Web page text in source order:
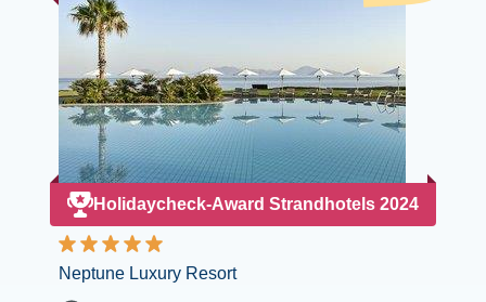
Holidaycheck-Award Strandhotels 2024
Neptune Luxury Resort